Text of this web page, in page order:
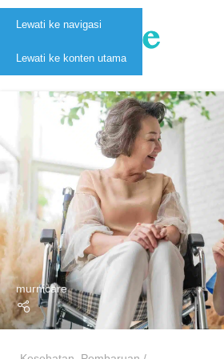
Lewati ke navigasi
Lewati ke konten utama
Informasi lengkap seputar layanan home
murnicare